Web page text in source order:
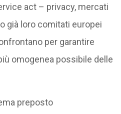
act – privacy, mercati
già loro comitati europei
per garantire
omogenea possibile delle
preposto